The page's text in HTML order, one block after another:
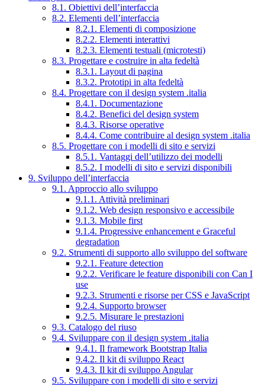
8.1. Obiettivi dell’interfaccia
8.2. Elementi dell’interfaccia
8.2.1. Elementi di composizione
8.2.2. Elementi interattivi
8.2.3. Elementi testuali (microtesti)
8.3. Progettare e costruire in alta fedeltà
8.3.1. Layout di pagina
8.3.2. Prototipi in alta fedeltà
8.4. Progettare con il design system .italia
8.4.1. Documentazione
8.4.2. Benefici del design system
8.4.3. Risorse operative
8.4.4. Come contribuire al design system .italia
8.5. Progettare con i modelli di sito e servizi
8.5.1. Vantaggi dell’utilizzo dei modelli
8.5.2. I modelli di sito e servizi disponibili
9. Sviluppo dell’interfaccia
9.1. Approccio allo sviluppo
9.1.1. Attività preliminari
9.1.2. Web design responsivo e accessibile
9.1.3. Mobile first
9.1.4. Progressive enhancement e Graceful
degradation
9.2. Strumenti di supporto allo sviluppo del software
9.2.1. Feature detection
9.2.2. Verificare le feature disponibili con Can I
use
9.2.3. Strumenti e risorse per CSS e JavaScript
9.2.4. Supporto browser
9.2.5. Misurare le prestazioni
9.3. Catalogo del riuso
9.4. Sviluppare con il design system .italia
9.4.1. Il framework Bootstrap Italia
9.4.2. Il kit di sviluppo React
9.4.3. Il kit di sviluppo Angular
9.5. Sviluppare con i modelli di sito e servizi